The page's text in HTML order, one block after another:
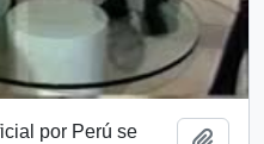
por Perú se